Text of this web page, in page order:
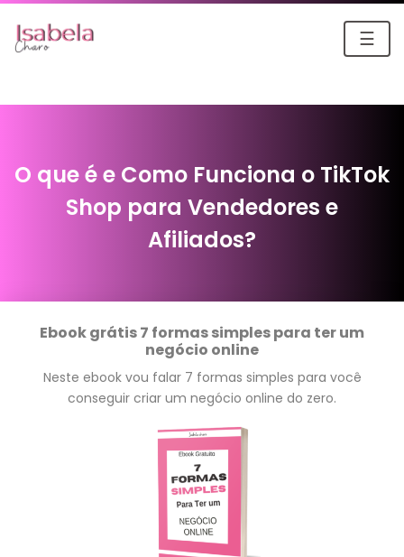
☰
O que é e Como Funciona o TikTok
Shop para Vendedores e
Afiliados?
Ebook grátis 7 formas simples para ter um
negócio online
Neste ebook vou falar 7 formas simples para você
conseguir criar um negócio online do zero.